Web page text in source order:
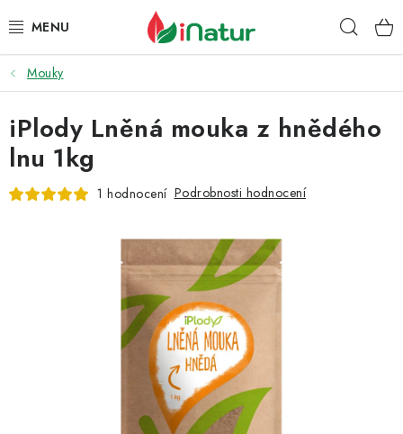
na
POTRAVINY
OŘECHY A SUŠENÉ PLODY
SNACKY
EKO DROGERIE A KOSMETIKA
Mouky
iPlody Lněná mouka z hnědého
lnu 1kg
1 hodnocení Podrobnosti hodnocení